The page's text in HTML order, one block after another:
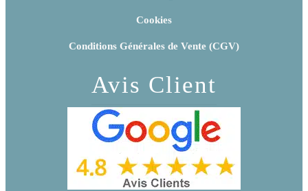
Cookies
Conditions Générales de Vente (CGV)
Avis Client